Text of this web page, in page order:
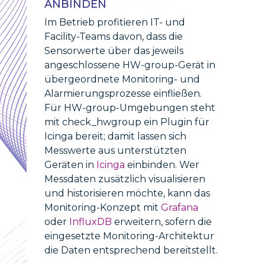
ANBINDEN
Im Betrieb profitieren IT- und
Facility-Teams davon, dass die
Sensorwerte über das jeweils
angeschlossene HW-group-Gerät in
übergeordnete Monitoring- und
Alarmierungsprozesse einfließen.
Für HW-group-Umgebungen steht
mit check_hwgroup ein Plugin für
Icinga bereit; damit lassen sich
Messwerte aus unterstützten
Geräten in Icinga einbinden. Wer
Messdaten zusätzlich visualisieren
und historisieren möchte, kann das
Monitoring-Konzept mit Grafana
oder InfluxDB erweitern, sofern die
eingesetzte Monitoring-Architektur
die Daten entsprechend bereitstellt.